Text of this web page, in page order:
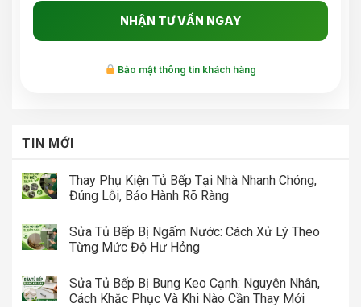
Bảo mật thông tin khách hàng
TIN MỚI
Thay Phụ Kiện Tủ Bếp Tại Nhà Nhanh Chóng,
Đúng Lỗi, Bảo Hành Rõ Ràng
Sửa Tủ Bếp Bị Ngấm Nước: Cách Xử Lý Theo
Từng Mức Độ Hư Hỏng
Sửa Tủ Bếp Bị Bung Keo Cạnh: Nguyên Nhân,
Cách Khắc Phục Và Khi Nào Cần Thay Mới